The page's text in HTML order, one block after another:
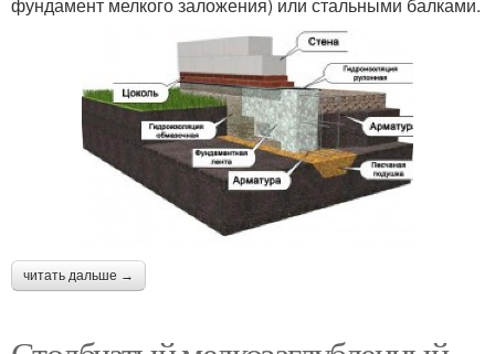
фундамент мелкого заложения) или стальными балками.
читать дальше →